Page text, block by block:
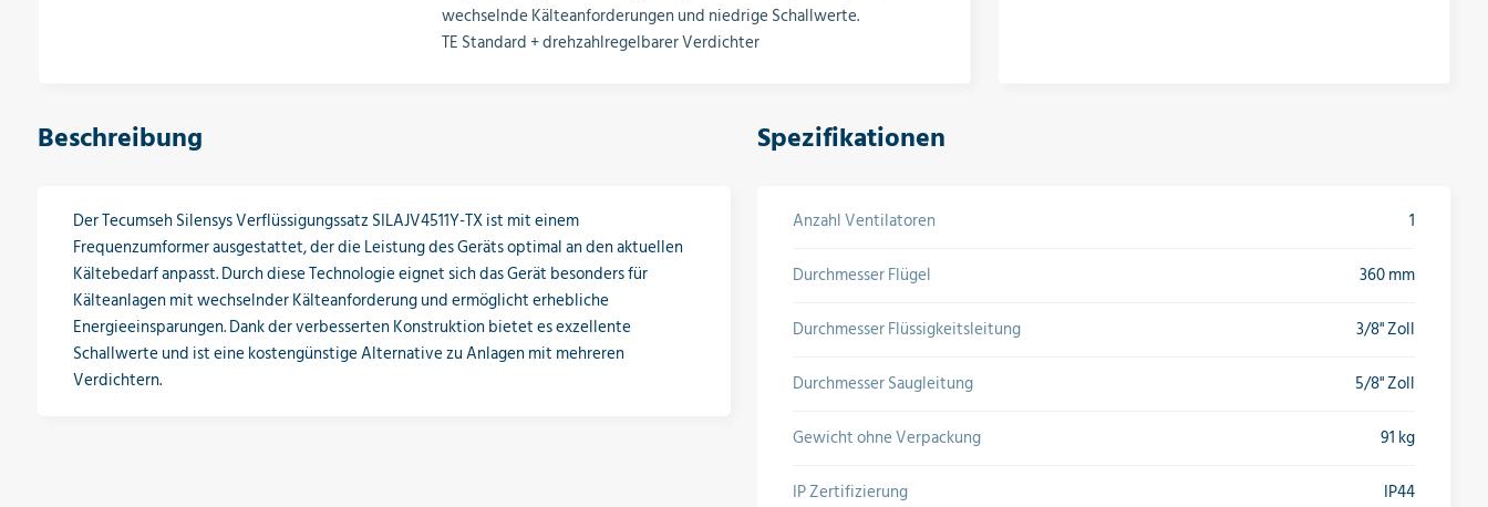
wechselnde Kälteanforderungen und niedrige Schallwerte.
TE Standard + drehzahlregelbarer Verdichter
Beschreibung
Der Tecumseh Silensys Verflüssigungssatz SILAJV4511Y-TX ist mit einem
Frequenzumformer ausgestattet, der die Leistung des Geräts optimal an den aktuellen
Kältebedarf anpasst. Durch diese Technologie eignet sich das Gerät besonders für
Kälteanlagen mit wechselnder Kälteanforderung und ermöglicht erhebliche
Energieeinsparungen. Dank der verbesserten Konstruktion bietet es exzellente
Schallwerte und ist eine kostengünstige Alternative zu Anlagen mit mehreren
Verdichtern.
Spezifikationen
Anzahl Ventilatoren
1
Durchmesser Flügel
360 mm
Durchmesser Flüssigkeitsleitung
3/8" Zoll
Durchmesser Saugleitung
5/8" Zoll
Gewicht ohne Verpackung
91 kg
IP Zertifizierung
IP44